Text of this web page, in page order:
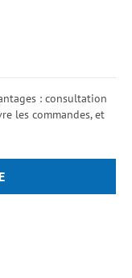
: consultation
les commandes, et